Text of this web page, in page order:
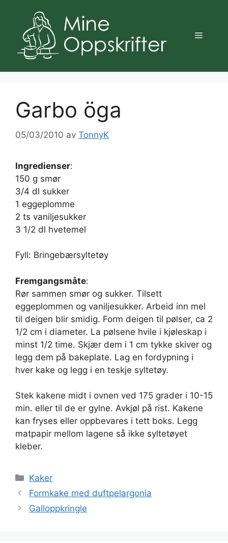
innhold
Meny
Garbo öga
05/03/2010 av TonnyK
Ingredienser:
150 g smør
3/4 dl sukker
1 eggeplomme
2 ts vaniljesukker
3 1/2 dl hvetemel
Fyll: Bringebærsyltetøy
Fremgangsmåte:
Rør sammen smør og sukker. Tilsett
eggeplommen og vaniljesukker. Arbeid inn mel
til deigen blir smidig. Form deigen til pølser, ca 2
1/2 cm i diameter. La pølsene hvile i kjøleskap i
minst 1/2 time. Skjær dem i 1 cm tykke skiver og
legg dem på bakeplate. Lag en fordypning i
hver kake og legg i en teskje syltetøy.
Stek kakene midt i ovnen ved 175 grader i 10-15
min. eller til de er gylne. Avkjøl på rist. Kakene
kan fryses eller oppbevares i tett boks. Legg
matpapir mellom lagene så ikke syltetøyet
kleber.
Kategorier
Kaker
Formkake med duftpelargonia
Galloppkringle